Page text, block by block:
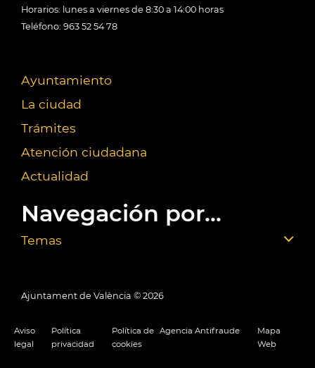
Horarios: lunes a viernes de 8:30 a 14:00 horas
Teléfono: 963 52 54 78
Ayuntamiento
La ciudad
Trámites
Atención ciudadana
Actualidad
Navegación por...
Temas
Ajuntament de València © 2026
Aviso
legal
Política
privacidad
Política de
cookies
Agencia Antifraude
Mapa
Web